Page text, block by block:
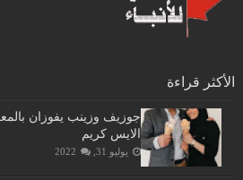
الأكثر قراءة
جوزيف وزينب يفوزان
الايس كريم
يوليو 31, 2022